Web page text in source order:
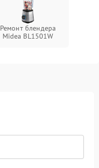
Ремонт блендера
Midea BL1501W